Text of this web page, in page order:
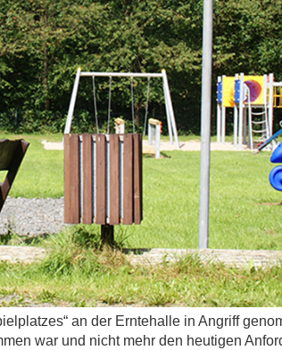
an der Erntehalle in Angriff
war und nicht mehr den heutigen